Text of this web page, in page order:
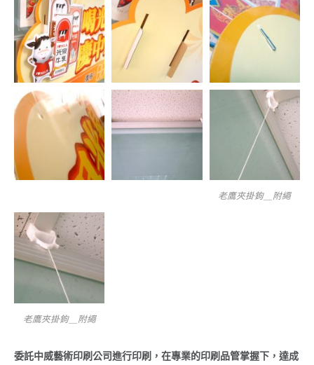
老鷹夾掛鉤＿附繩
老鷹夾掛鉤＿附繩
委託中威藝術印刷公司進行印刷，在專業的印刷品管掌握下，達成